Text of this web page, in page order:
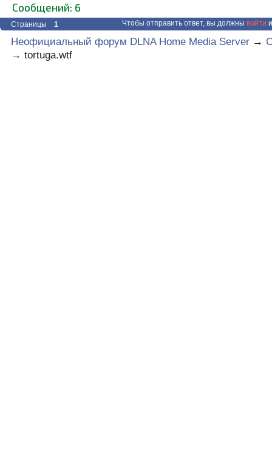
Сообщений: 6
Страницы 1 Чтобы отправить ответ, вы должны войти
Неофициальный форум DLNA Home Media Server →
→tortuga.wtf